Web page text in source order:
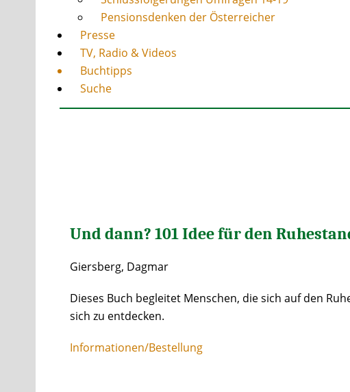
Pensionsdenken der Österreicher
Presse
TV, Radio & Videos
Buchtipps
Suche
Und dann? 101 Idee für den
Giersberg, Dagmar
Dieses Buch begleitet Menschen, die sich auf den
sich zu entdecken.
Informationen/Bestellung